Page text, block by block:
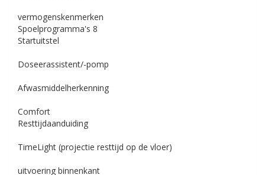
vermogenskenmerken
Spoelprogramma's 8
Startuitstel
Doseerassistent/-pomp
Afwasmiddelherkenning
Comfort
Resttijdaanduiding
TimeLight (projectie resttijd op de vloer)
uitvoering binnenkant